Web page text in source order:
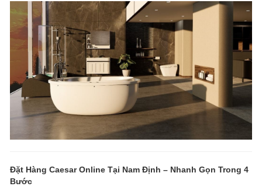
Đặt Hàng Caesar Online Tại Nam Định – Nhanh Gọn Trong 4
Bước